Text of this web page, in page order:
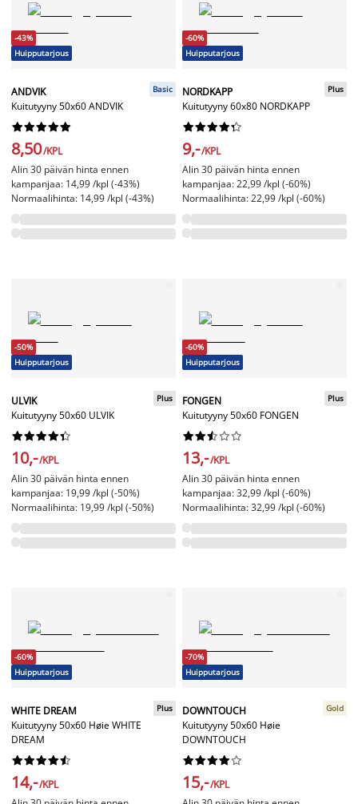
-43%
Huipputarjous
ANDVIK
Kuitutyyny 50x60 ANDVIK
Basic






8,50/KPL
Alin 30 päivän hinta ennen
kampanjaa: 14,99 /kpl (-43%)
Normaalihinta: 14,99 /kpl (-43%)
-60%
Huipputarjous
NORDKAPP
Kuitutyyny 60x80 NORDKAPP
Plus






9,-/KPL
Alin 30 päivän hinta ennen
kampanjaa: 22,99 /kpl (-60%)
Normaalihinta: 22,99 /kpl (-60%)
-50%
Huipputarjous
ULVIK
Kuitutyyny 50x60 ULVIK
Plus






10,-/KPL
Alin 30 päivän hinta ennen
kampanjaa: 19,99 /kpl (-50%)
Normaalihinta: 19,99 /kpl (-50%)
-60%
Huipputarjous
FONGEN
Kuitutyyny 50x60 FONGEN
Plus






13,-/KPL
Alin 30 päivän hinta ennen
kampanjaa: 32,99 /kpl (-60%)
Normaalihinta: 32,99 /kpl (-60%)
-60%
Huipputarjous
WHITE DREAM
Kuitutyyny 50x60 Høie WHITE
DREAM
Plus






14,-/KPL
-70%
Huipputarjous
DOWNTOUCH
Kuitutyyny 50x60 Høie
DOWNTOUCH
Gold






15,-/KPL